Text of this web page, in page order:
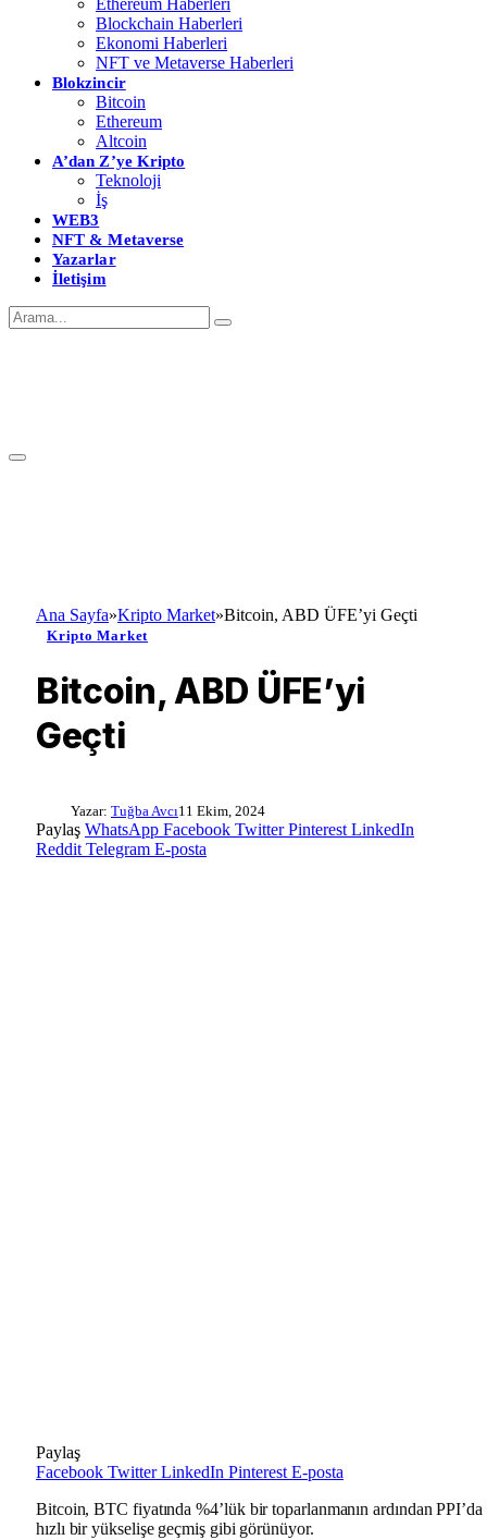
Ethereum Haberleri
Blockchain Haberleri
Ekonomi Haberleri
NFT ve Metaverse Haberleri
Blokzincir
Bitcoin
Ethereum
Altcoin
A’dan Z’ye Kripto
Teknoloji
İş
WEB3
NFT & Metaverse
Yazarlar
İletişim
Ana Sayfa»Kripto Market»Bitcoin, ABD ÜFE’yi Geçti
Kripto Market
Bitcoin, ABD ÜFE’yi
Geçti
Yazar: Tuğba Avcı11 Ekim, 2024
Paylaş WhatsApp Facebook Twitter Pinterest LinkedIn
Reddit Telegram E-posta
Paylaş
Facebook Twitter LinkedIn Pinterest E-posta
Bitcoin, BTC fiyatında %4’lük bir toparlanmanın ardından PPI’da
hızlı bir yükselişe geçmiş gibi görünüyor.